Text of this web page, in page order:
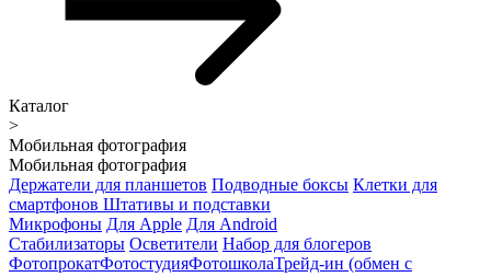
Каталог
>
Мобильная фотография
Мобильная фотография
Держатели для планшетов Подводные боксы Клетки для
смартфонов Штативы и подставки
Микрофоны Для Apple Для Android
Стабилизаторы Осветители Набор для блогеров
ФотопрокатФотостудияФотошколаТрейд-ин (обмен с